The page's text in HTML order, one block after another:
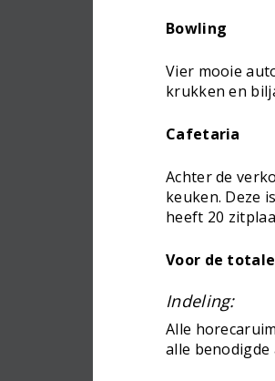
Bowling
Vier mooie
krukken en
Cafetaria
Achter de
keuken. Deze
heeft 20
Voor de
Indeling:
Alle
alle